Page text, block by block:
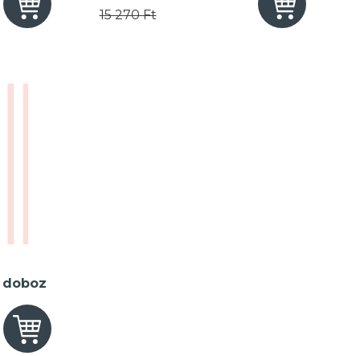
15 270 Ft
doboz